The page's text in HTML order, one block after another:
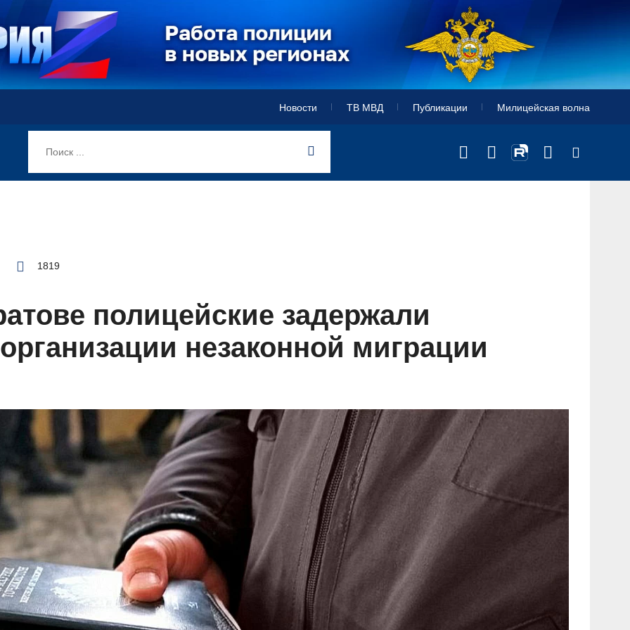
Новости ТВ МВД Публикации Милицейская волна
1819
полицейские задержали
незаконной миграции